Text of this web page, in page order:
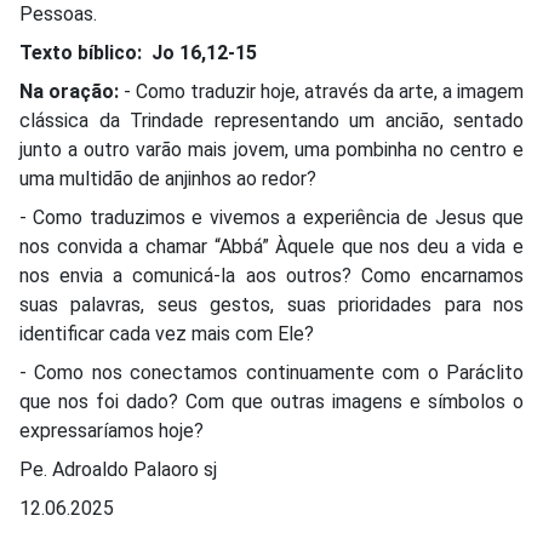
Pessoas.
Texto bíblico: Jo 16,12-15
Na oração: - Como traduzir hoje, através da arte, a imagem
clássica da Trindade representando um ancião, sentado
junto a outro varão mais jovem, uma pombinha no centro e
uma multidão de anjinhos ao redor?
- Como traduzimos e vivemos a experiência de Jesus que
nos convida a chamar “Abbá” Àquele que nos deu a vida e
nos envia a comunicá-la aos outros? Como encarnamos
suas palavras, seus gestos, suas prioridades para nos
identificar cada vez mais com Ele?
- Como nos conectamos continuamente com o Paráclito
que nos foi dado? Com que outras imagens e símbolos o
expressaríamos hoje?
Pe. Adroaldo Palaoro sj
12.06.2025